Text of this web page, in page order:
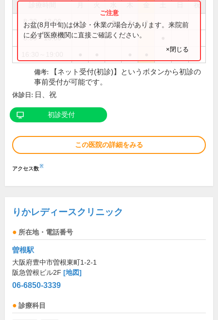
祝
8:30～12:00 ● ● ● ● ●
8:30～13:00
お盆(8月中旬)は休診・休業の場合があります。来院前
に必ず医療機関に直接ご確認ください。
×閉じる
備考:
【ネット受付(初診)】というボタンから初診の
事前受付が可能です。
休診日: 日、祝
初診受付
この医院の詳細をみる
アクセス数※
りかレディースクリニック
所在地・電話番号
曽根駅
大阪府豊中市曽根東町1-2-1
阪急曽根ビル2F [地図]
06-6850-3339
診療科目